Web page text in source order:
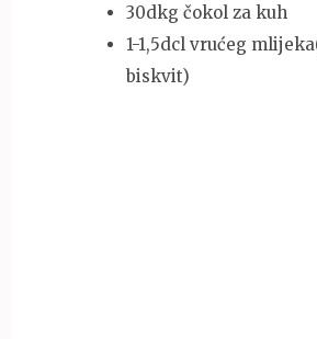
30dkg čokol za kuh
1-1,5dcl vrućeg
biskvit)